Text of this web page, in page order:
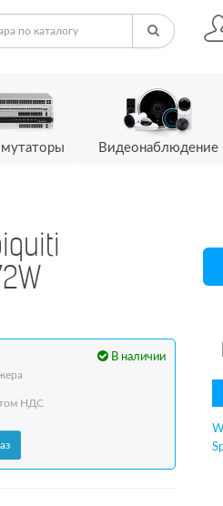
Видеонаблюдение
В наличии
НДС